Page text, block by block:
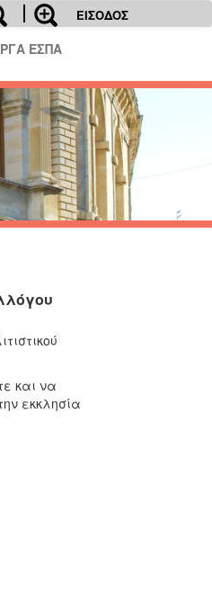
ΕΙΣΟΔΟΣ
ΕΣΠΑ
και να
εκκλησία